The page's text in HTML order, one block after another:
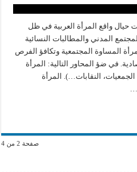
واقع المرأة العربية في ظل
المدني والمطالبات النسائية
المساوة المجتمعية وتكافؤ الفرص
في ضؤ المحاور التالية: المرأة
النقابات…). المرأة
…
صفحة 2 من 4